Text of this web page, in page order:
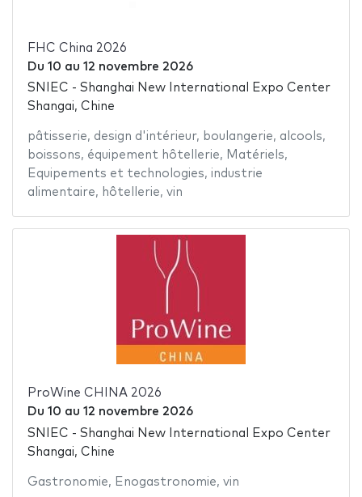
FHC China 2026
Du 10 au 12 novembre 2026
SNIEC - Shanghai New International Expo Center
Shangai, Chine
pâtisserie, design d'intérieur, boulangerie, alcools,
boissons, équipement hôtellerie, Matériels,
Equipements et technologies, industrie
alimentaire, hôtellerie, vin
ProWine CHINA 2026
Du 10 au 12 novembre 2026
SNIEC - Shanghai New International Expo Center
Shangai, Chine
Gastronomie, Enogastronomie, vin